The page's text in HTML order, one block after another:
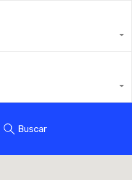
Buscar